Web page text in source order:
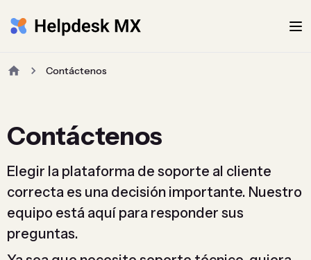
Contáctenos
Contáctenos
Elegir la plataforma de soporte al cliente
correcta es una decisión importante. Nuestro
equipo está aquí para responder sus
preguntas.